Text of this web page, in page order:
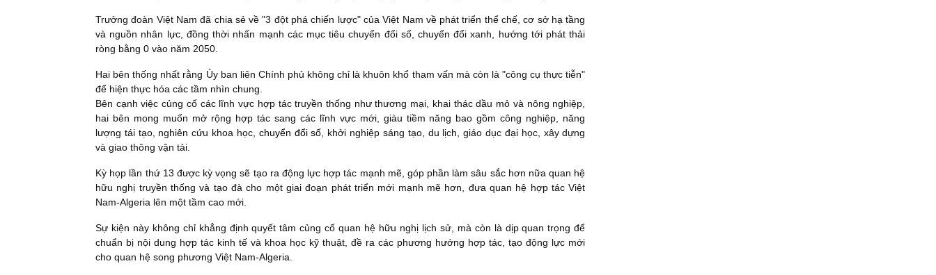
Trưởng đoàn Việt Nam đã chia sẻ về "3 đột phá chiến lược" của Việt Nam về phát triển thể chế, cơ sở hạ tầng
và nguồn nhân lực, đồng thời nhấn mạnh các mục tiêu chuyển đổi số, chuyển đổi xanh, hướng tới phát thải
ròng bằng 0 vào năm 2050.
Hai bên thống nhất rằng Ủy ban liên Chính phủ không chỉ là khuôn khổ tham vấn mà còn là "công cụ thực tiễn"
để hiện thực hóa các tầm nhìn chung.
Bên cạnh việc củng cố các lĩnh vực hợp tác truyền thống như thương mại, khai thác dầu mỏ và nông nghiệp,
hai bên mong muốn mở rộng hợp tác sang các lĩnh vực mới, giàu tiềm năng bao gồm công nghiệp, năng
lượng tái tạo, nghiên cứu khoa học, chuyển đổi số , khởi nghiệp sáng tạo, du lịch, giáo dục đại học, xây dựng
và giao thông vận tải.
Kỳ họp lần thứ 13 được kỳ vọng sẽ tạo ra động lực hợp tác mạnh mẽ, góp phần làm sâu sắc hơn nữa quan hệ
hữu nghị truyền thống và tạo đà cho một giai đoạn phát triển mới mạnh mẽ hơn, đưa quan hệ hợp tác Việt
Nam-Algeria lên một tầm cao mới.
Sự kiện này không chỉ khẳng định quyết tâm củng cố quan hệ hữu nghị lịch sử, mà còn là dịp quan trọng để
chuẩn bị nội dung hợp tác kinh tế và khoa học kỹ thuật, đề ra các phương hướng hợp tác, tạo động lực mới
cho quan hệ song phương Việt Nam-Algeria.